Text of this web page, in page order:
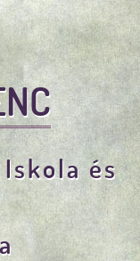
és